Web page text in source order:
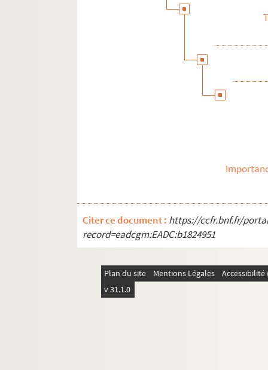
Citer ce document : https://ccfr.bnf.fr/
record=eadcgm:EADC:b1824951
Plan du site Mentions Légales
v 31.1.0